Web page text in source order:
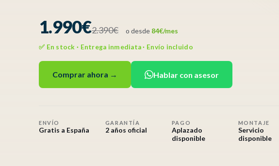
1.990€2.390€ o desde 84€/mes
✅ En stock · Entrega inmediata · Envío incluido
Comprar ahora → Hablar con asesor
ENVÍO
Gratis a España
GARANTÍA
2 años oficial
PAGO
Aplazado
disponible
MONTAJE
Servicio
disponible